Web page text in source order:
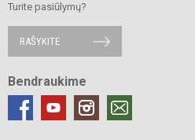
Turite pasiūlymų?
RAŠYKITE
Bendraukime